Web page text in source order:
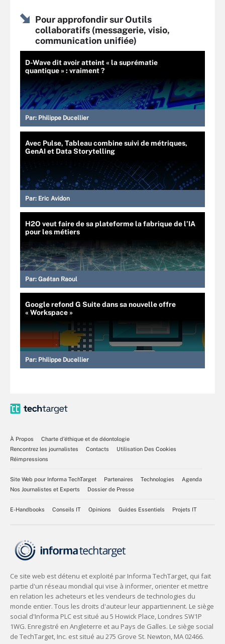
Pour approfondir sur Outils
collaboratifs (messagerie, visio,
communication unifiée)
D-Wave dit avoir atteint « la suprématie
quantique » : vraiment ?
Par: Philippe Ducellier
Avec Pulse, Tableau combine suivi de métriques,
GenAI et Data Storytelling
Par: Eric Avidon
H2O veut faire de sa plateforme la fabrique de l’IA
pour les métiers
Par: Gaétan Raoul
Google refond G Suite dans sa nouvelle offre
« Workspace »
Par: Philippe Ducellier
À Propos
Charte d’éthique et de déontologie
Rencontrez les journalistes
Contacts
Utilisation Des Cookies
Réimpressions
Site Web pour Informa TechTarget Partenaires Technologies
Agenda
Nos Journalistes et Experts
Dossier de Presse
E-Handbooks Conseils IT Opinions Guides Essentiels Projets IT